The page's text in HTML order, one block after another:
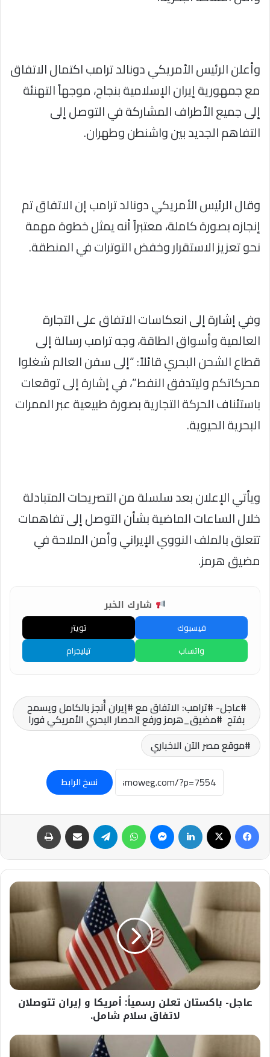
وأعلن الرئيس الأمريكي دونالد ترامب اكتمال الاتفاق
مع جمهورية إيران الإسلامية بنجاح، موجهاً التهنئة
إلى جميع الأطراف المشاركة في التوصل إلى
التفاهم الجديد بين واشنطن وطهران.
وقال الرئيس الأمريكي دونالد ترامب إن الاتفاق تم
إنجازه بصورة كاملة، معتبراً أنه يمثل خطوة مهمة
نحو تعزيز الاستقرار وخفض التوترات في المنطقة.
وفي إشارة إلى انعكاسات الاتفاق على التجارة
العالمية وأسواق الطاقة، وجه ترامب رسالة إلى
قطاع الشحن البحري قائلاً: “إلى سفن العالم شغلوا
محركاتكم وليتدفق النفط”، في إشارة إلى توقعات
باستئناف الحركة التجارية بصورة طبيعية عبر الممرات
البحرية الحيوية.
ويأتي الإعلان بعد سلسلة من التصريحات المتبادلة
خلال الساعات الماضية بشأن التوصل إلى تفاهمات
تتعلق بالملف النووي الإيراني وأمن الملاحة في
مضيق هرمز.
شارك الخبر
فيسبوك
تويتر
واتساب
تيليجرام
عاجل- #ترامب: الاتفاق مع #إيران أُنجز بالكامل ويسمح
بفتح #مضيق_هرمز ورفع الحصار البحري الأمريكي فورا
موقع مصر الآن الاخباري
نسخ الرابط
فيسبوك لينكدإن ماسنجر واتساب تيلقرام مشاركة عبر البريد
عاجل-
تعلن
إيران
لاتفاق
سلام
عاجل- باكستان تعلن رسمياً: أمريكا و إيران تتوصلان
لاتفاق سلام شامل.
عاجل-